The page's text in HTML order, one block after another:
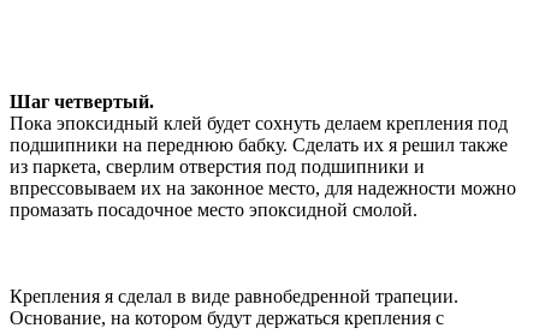
Шаг четвертый.
Пока эпоксидный клей будет сохнуть делаем крепления под
подшипники на переднюю бабку. Сделать их я решил также
из паркета, сверлим отверстия под подшипники и
впрессовываем их на законное место, для надежности можно
промазать посадочное место эпоксидной смолой.
Крепления я сделал в виде равнобедренной трапеции.
Основание, на котором будут держаться крепления с